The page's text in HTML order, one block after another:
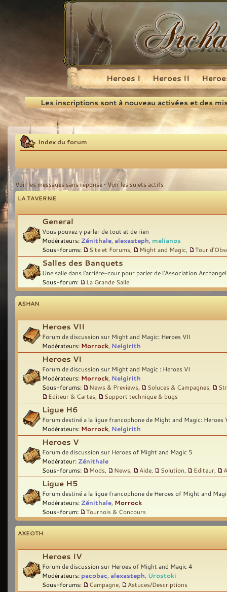
Recherche
Heroes I Heroes II
Les inscriptions sont à nouveau activées et des
Index du forum
Voir les messages sans réponse • Voir les sujets actifs
LA TAVERNE
General
Vous pouvez y parler de tout et de rien
Modérateurs: Zénithale alexasteph melianos
Sous-forums:
Site et Forums Might and Magic Tour
Salles des Banquets
Une salle dans l'arrière-cour pour parler de l'Association
Sous-forum:
La Grande Salle
ASHAN
Heroes VII
Forum de discussion sur Might and Magic: Heroes VII
Modérateurs: Morrock Nelgirith
Heroes VI
Forum de discussion sur Might and Magic : Heroes VI
Modérateurs: Morrock Nelgirith
Sous-forums:
News & Previews Soluces & Campagnes
Editeur & Cartes
Support technique & bugs
Ligue H6
Forum destiné a la ligue francophone de Might and Magic: Heroes
Modérateurs: Morrock Nelgirith
Heroes V
Forum de discussion sur Heroes of Might and Magic 5
Modérateur: Zénithale
Sous-forums:
Mods News Aide Solution Editeur
Ligue H5
Forum destiné a la ligue francophone de Heroes of Might and
Modérateurs: Zénithale Morrock
Sous-forum:
Tournois & Concours
AXEOTH
Heroes IV
Forum de discussion sur Heroes of Might and Magic 4
Modérateurs: pacobac alexasteph Urostoki
Sous-forums:
Campagne Astuces/Descriptions